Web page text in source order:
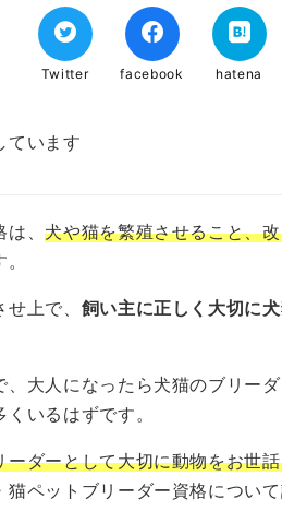
Twitter facebook hatena
ています
は、犬や猫を繁殖させること、
上で、 飼い主に正しく大切に
大人になったら犬猫のブリー
いるはずです。
ーダーとして大切に動物をお世
猫ペットブリーダー資格につい